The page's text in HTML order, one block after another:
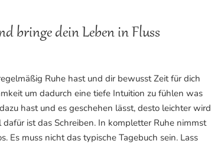
bringe dein Leben in Fluss
Ruhe hast und dir bewusst Zeit für dich
um dadurch eine tiefe Intuition zu fühlen was
hast und es geschehen lässt, desto leichter wird
ist das Schreiben. In kompletter Ruhe nimmst
Es muss nicht das typische Tagebuch sein. Lass